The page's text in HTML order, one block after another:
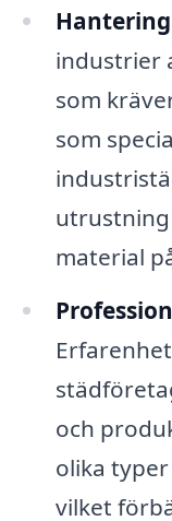
industrier
som
som
material
och
olika
vilket